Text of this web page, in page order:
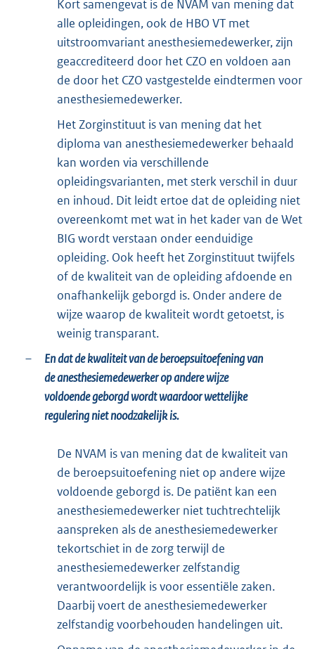
Kort samengevat is de NVAM van mening dat
alle opleidingen, ook de HBO VT met
uitstroomvariant anesthesiemedewerker, zijn
geaccrediteerd door het CZO en voldoen aan
de door het CZO vastgestelde eindtermen voor
anesthesiemedewerker.
Het Zorginstituut is van mening dat het
diploma van anesthesiemedewerker behaald
kan worden via verschillende
opleidingsvarianten, met sterk verschil in duur
en inhoud. Dit leidt ertoe dat de opleiding niet
overeenkomt met wat in het kader van de Wet
BIG wordt verstaan onder eenduidige
opleiding. Ook heeft het Zorginstituut twijfels
of de kwaliteit van de opleiding afdoende en
onafhankelijk geborgd is. Onder andere de
wijze waarop de kwaliteit wordt getoetst, is
weinig transparant.
–
En dat de kwaliteit van de beroepsuitoefening van
de anesthesiemedewerker op andere wijze
voldoende geborgd wordt waardoor wettelijke
regulering niet noodzakelijk is.
De NVAM is van mening dat de kwaliteit van
de beroepsuitoefening niet op andere wijze
voldoende geborgd is. De patiënt kan een
anesthesiemedewerker niet tuchtrechtelijk
aanspreken als de anesthesiemedewerker
tekortschiet in de zorg terwijl de
anesthesiemedewerker zelfstandig
verantwoordelijk is voor essentiële zaken.
Daarbij voert de anesthesiemedewerker
zelfstandig voorbehouden handelingen uit.